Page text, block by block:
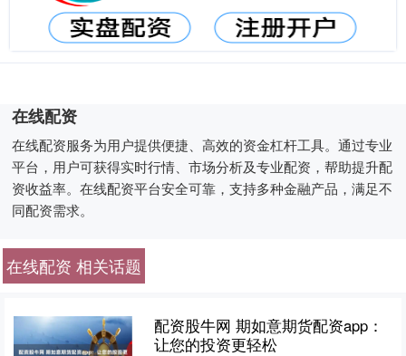
在线配资
在线配资服务为用户提供便捷、高效的资金杠杆工具。通过专业
平台，用户可获得实时行情、市场分析及专业配资，帮助提升配
资收益率。在线配资平台安全可靠，支持多种金融产品，满足不
同配资需求。
在线配资 相关话题
配资股牛网 期如意期货配资app：
让您的投资更轻松